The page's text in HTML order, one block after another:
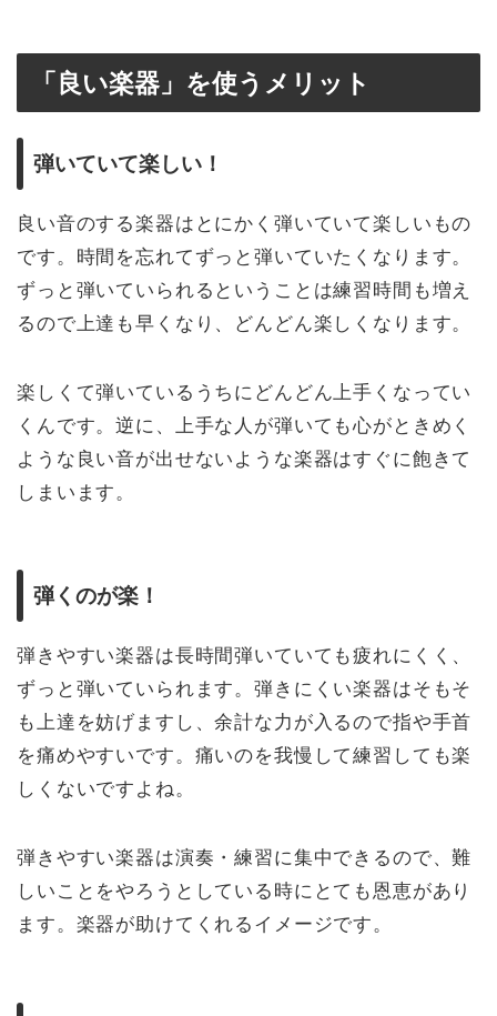
「良い楽器」を使うメリット
弾いていて楽しい！
良い音のする楽器はとにかく弾いていて楽しいもの
です。時間を忘れてずっと弾いていたくなります。
ずっと弾いていられるということは練習時間も増え
るので上達も早くなり、どんどん楽しくなります。
楽しくて弾いているうちにどんどん上手くなってい
くんです。逆に、上手な人が弾いても心がときめく
ような良い音が出せないような楽器はすぐに飽きて
しまいます。
弾くのが楽！
弾きやすい楽器は長時間弾いていても疲れにくく、
ずっと弾いていられます。弾きにくい楽器はそもそ
も上達を妨げますし、余計な力が入るので指や手首
を痛めやすいです。痛いのを我慢して練習しても楽
しくないですよね。
弾きやすい楽器は演奏・練習に集中できるので、難
しいことをやろうとしている時にとても恩恵があり
ます。楽器が助けてくれるイメージです。